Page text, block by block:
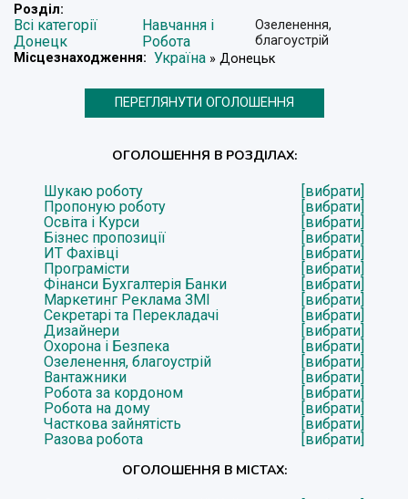
Розділ:
Всі категорії
Донецк
Навчання і
Робота
Озеленення,
благоустрій
Місцезнаходження: Україна » Донецьк
ПЕРЕГЛЯНУТИ ОГОЛОШЕННЯ
ОГОЛОШЕННЯ В РОЗДІЛАХ:
Шукаю роботу
[вибрати]
Пропоную роботу
[вибрати]
Освіта і Курси
[вибрати]
Бізнес пропозиції
[вибрати]
ИТ Фахівці
[вибрати]
Програмісти
[вибрати]
Фінанси Бухгалтерія Банки
[вибрати]
Маркетинг Реклама ЗМІ
[вибрати]
Секретарі та Перекладачі
[вибрати]
Дизайнери
[вибрати]
Охорона і Безпека
[вибрати]
Озеленення, благоустрій
[вибрати]
Вантажники
[вибрати]
Робота за кордоном
[вибрати]
Робота на дому
[вибрати]
Часткова зайнятість
[вибрати]
Разова робота
[вибрати]
ОГОЛОШЕННЯ В МІСТАХ: